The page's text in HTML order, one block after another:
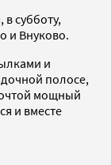
субботу,
и Внуково.
и
полосе,
мощный
и вместе